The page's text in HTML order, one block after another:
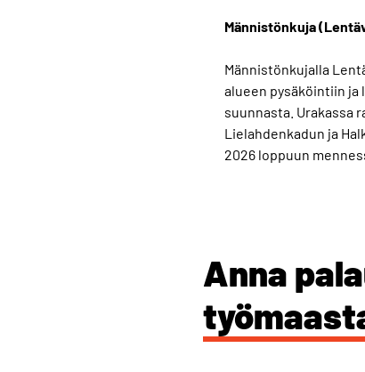
Männistönkuja
Männistönkujalla
alueen pysäköintiin
suunnasta. Urakassa
Lielahdenkadun ja
2026 loppuun
Anna